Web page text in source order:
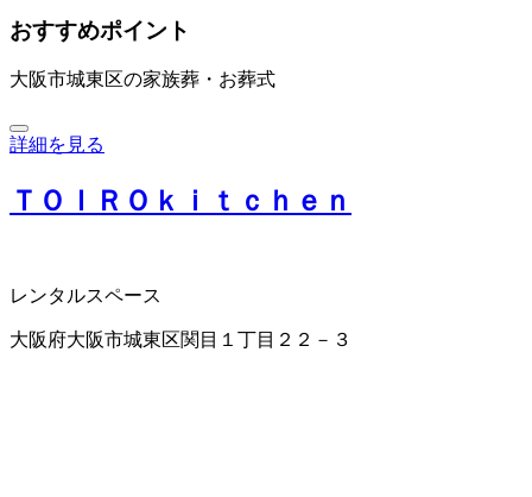
おすすめポイント
大阪市城東区の家族葬・お葬式
詳細を見る
ＴＯＩＲＯｋｉｔｃｈｅｎ
レンタルスペース
大阪府大阪市城東区関目１丁目２２－３